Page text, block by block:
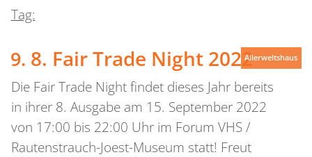
Tag:
8. Fair Trade Night 2022
Die Fair Trade Night findet dieses Jahr bereits
in ihrer 8. Ausgabe am 15. September 2022
von 17:00 bis 22:00 Uhr im Forum VHS /
Rautenstrauch-Joest-Museum statt! Freut
Allerweltshaus